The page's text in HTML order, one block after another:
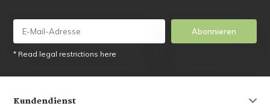
Abonnieren
* Read legal restrictions here
Kundendienst